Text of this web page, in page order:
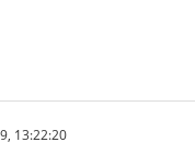
13:22:20